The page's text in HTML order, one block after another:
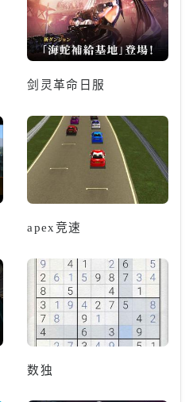
剑灵革命日服
apex竞速
数独